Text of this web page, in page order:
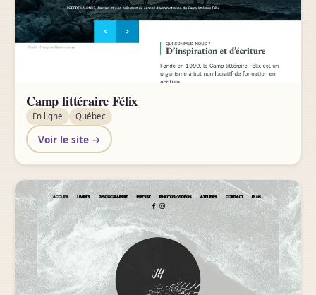
Camp littéraire Félix
En ligne Québec
Voir le site →